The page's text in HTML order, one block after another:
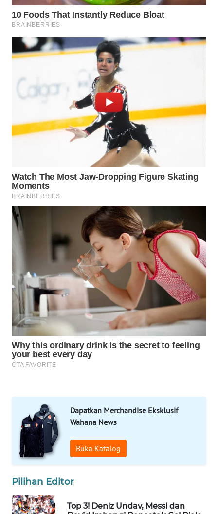
Dapatkan Merchandise Eksklusif
Wahana News
Buka Katalog
Pilihan Editor
Top 3! Deniz Undav, Messi dan
WAHANA
KONSUMEN
WAHANA
LISTRIK
WAHANA
WAHANA
TV
WAHANANEWS
CO ID
WAHANANEWS
SPORT
WAHANA
UMKM
WAHANA
SELEB
WAHANA
OTOMOTIF
WAHANA
HEALTH
WAHANA
WISATA